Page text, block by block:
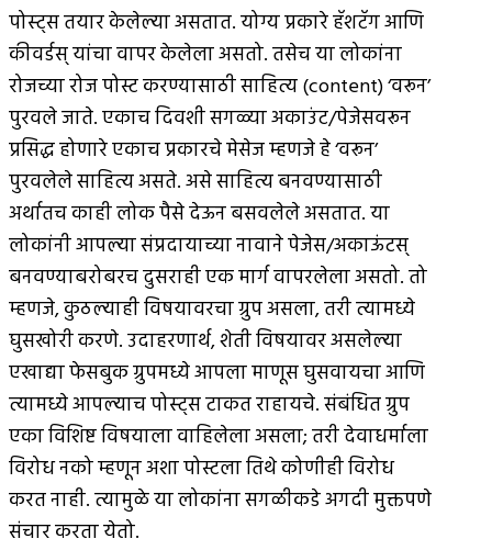
पोस्ट्स तयार केलेल्या असतात. योग्य प्रकारे हॅशटॅग आणि
कीवर्डस् यांचा वापर केलेला असतो. तसेच या लोकांना
रोजच्या रोज पोस्ट करण्यासाठी साहित्य (content) ‘वरून’
पुरवले जाते. एकाच दिवशी सगळ्या अकाउंट/पेजेसवरून
प्रसिद्ध होणारे एकाच प्रकारचे मेसेज म्हणजे हे ‘वरून’
पुरवलेले साहित्य असते. असे साहित्य बनवण्यासाठी
अर्थातच काही लोक पैसे देऊन बसवलेले असतात. या
लोकांनी आपल्या संप्रदायाच्या नावाने पेजेस/अकाऊंटस्
बनवण्याबरोबरच दुसराही एक मार्ग वापरलेला असतो. तो
म्हणजे, कुठल्याही विषयावरचा ग्रुप असला, तरी त्यामध्ये
घुसखोरी करणे. उदाहरणार्थ, शेती विषयावर असलेल्या
एखाद्या फेसबुक ग्रुपमध्ये आपला माणूस घुसवायचा आणि
त्यामध्ये आपल्याच पोस्ट्स टाकत राहायचे. संबंधित ग्रुप
एका विशिष्ट विषयाला वाहिलेला असला; तरी देवाधर्माला
विरोध नको म्हणून अशा पोस्टला तिथे कोणीही विरोध
करत नाही. त्यामुळे या लोकांना सगळीकडे अगदी मुक्तपणे
संचार करता येतो.